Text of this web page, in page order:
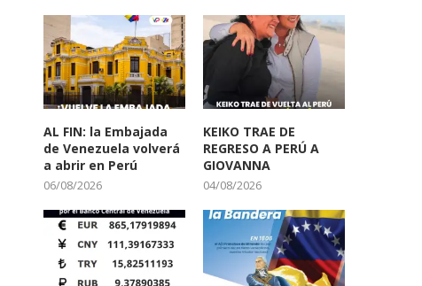
AL FIN: la Embajada
de Venezuela volverá
a abrir en Perú
06/08/2026
KEIKO TRAE DE
REGRESO A PERÚ A
GIOVANNA
04/08/2026